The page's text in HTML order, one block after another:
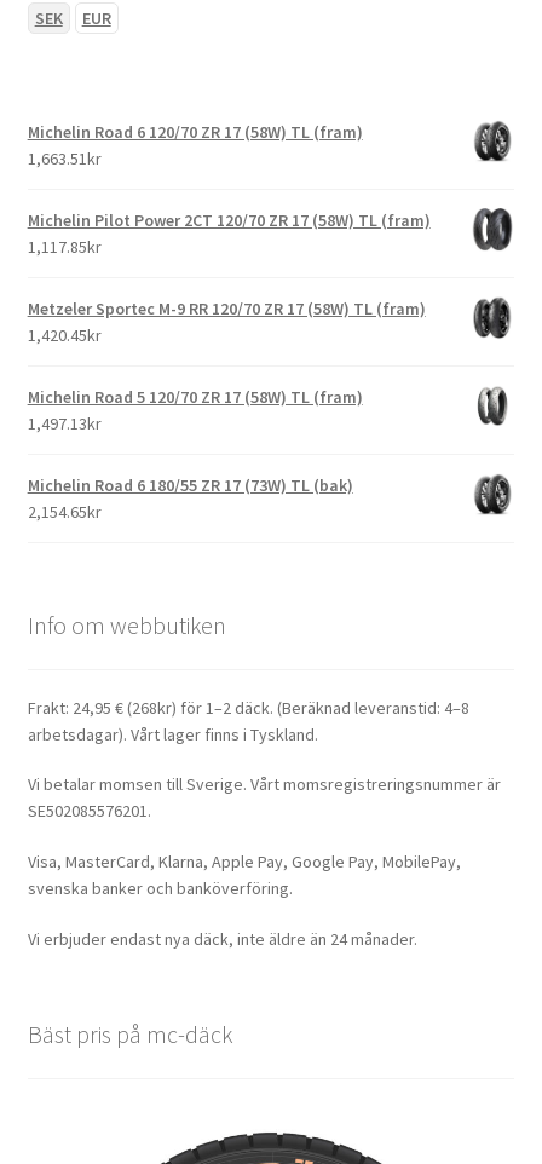
SEK EUR
Michelin Road 6 120/70 ZR 17 (58W) TL (fram)
1,663.51kr
Michelin Pilot Power 2CT 120/70 ZR 17 (58W) TL (fram)
1,117.85kr
Metzeler Sportec M-9 RR 120/70 ZR 17 (58W) TL (fram)
1,420.45kr
Michelin Road 5 120/70 ZR 17 (58W) TL (fram)
1,497.13kr
Michelin Road 6 180/55 ZR 17 (73W) TL (bak)
2,154.65kr
Info om webbutiken
Frakt: 24,95 € (268kr) för 1–2 däck. (Beräknad leveranstid: 4–8
arbetsdagar). Vårt lager finns i Tyskland.
Vi betalar momsen till Sverige. Vårt momsregistreringsnummer är
SE502085576201.
Visa, MasterCard, Klarna, Apple Pay, Google Pay, MobilePay,
svenska banker och banköverföring.
Vi erbjuder endast nya däck, inte äldre än 24 månader.
Bäst pris på mc-däck